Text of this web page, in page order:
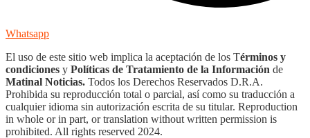
Whatsapp
El uso de este sitio web implica la aceptación de los Términos y
condiciones y Políticas de Tratamiento de la Información de
Matinal Noticias. Todos los Derechos Reservados D.R.A.
Prohibida su reproducción total o parcial, así como su traducción a
cualquier idioma sin autorización escrita de su titular. Reproduction
in whole or in part, or translation without written permission is
prohibited. All rights reserved 2024.